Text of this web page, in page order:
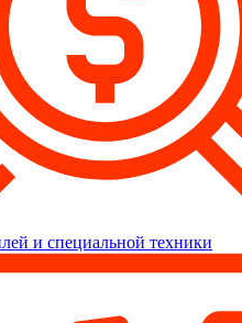
и специальной техники